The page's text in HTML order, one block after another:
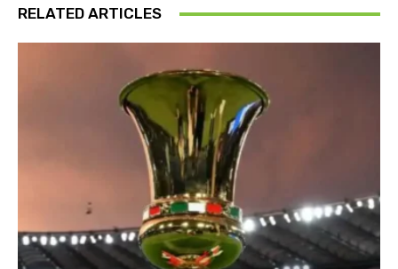
RELATED ARTICLES